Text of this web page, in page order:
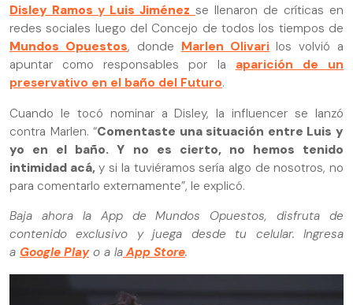
Disley Ramos y Luis Jiménez se llenaron de críticas en
redes sociales luego del Concejo de todos los tiempos de
Mundos Opuestos, donde Marlen Olivari los volvió a
apuntar como responsables por la aparición de un
preservativo en el baño del Futuro.
Cuando le tocó nominar a Disley, la influencer se lanzó
contra Marlen. “Comentaste una situación entre Luis y
yo en el baño. Y no es cierto, no hemos tenido
intimidad acá,y si la tuviéramos sería algo de nosotros, no
para comentarlo externamente”, le explicó.
Baja ahora la App de Mundos Opuestos, disfruta de
contenido exclusivo y juega desde tu celular. Ingresa
a Google Playo a laApp Store.